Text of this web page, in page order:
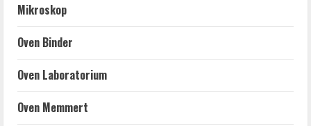
Mikroskop
Oven Binder
Oven Laboratorium
Oven Memmert